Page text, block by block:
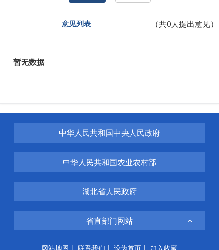
意见列表 （共0 人提出意见）
暂无数据
中华人民共和国中央人民政府
中华人民共和国农业农村部
湖北省人民政府
省直部门网站
网站地图 | 联系我们 | 设为首页 | 加入收藏